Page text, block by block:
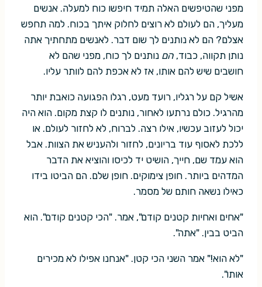
מפני שהטיפשים האלה תמיד חיפשו כוח למעלה. אנשים
מעליך, הם לעולם לא רוצים לחלוק איתך בכוח. למה תחפש
אצלם? הם לא נותנים לך שום דבר. לאנשים מתחתיך אתה
נותן תקווה, כבוד, הם נותנים לך כוח, מפני שהם לא
חושבים שיש להם אותו, אז לא אכפת להם לוותר עליו.
אשיל קם על רגליו, רועד מעט, רגלו הפגועה כואבת יותר
מהרגיל. כולם נרתעו לאחור, נותנים לו קצת מקום. הוא היה
יכול לעזוב עכשיו, אילו רצה. לברוח, לא לחזור לעולם. או
ללכת לאסוף עוד בריונים, לחזור ולהעניש את הצוות. אבל
הוא עמד שם, חייך, הושיט יד לכיסו והוציא את הדבר
המדהים ביותר. חופן צימוקים. חופן שלם. הם הביטו בידו
כאילו נשאה חותם של מסמר.
"אחים ואחיות קטנים קודם", אמר. "הכי קטנים קודם". הוא
הביט בבין. "אתה".
"לא הוא!" אמר השני הכי קטן. "אנחנו אפילו לא מכירים
אותו".